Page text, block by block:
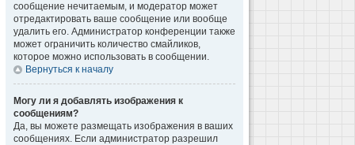
сообщение нечитаемым, и модератор может
отредактировать ваше сообщение или вообще
удалить его. Администратор конференции также
может ограничить количество смайликов,
которое можно использовать в сообщении.
Вернуться к началу
Могу ли я добавлять изображения к
сообщениям?
Да, вы можете размещать изображения в ваших
сообщениях. Если администратор разрешил